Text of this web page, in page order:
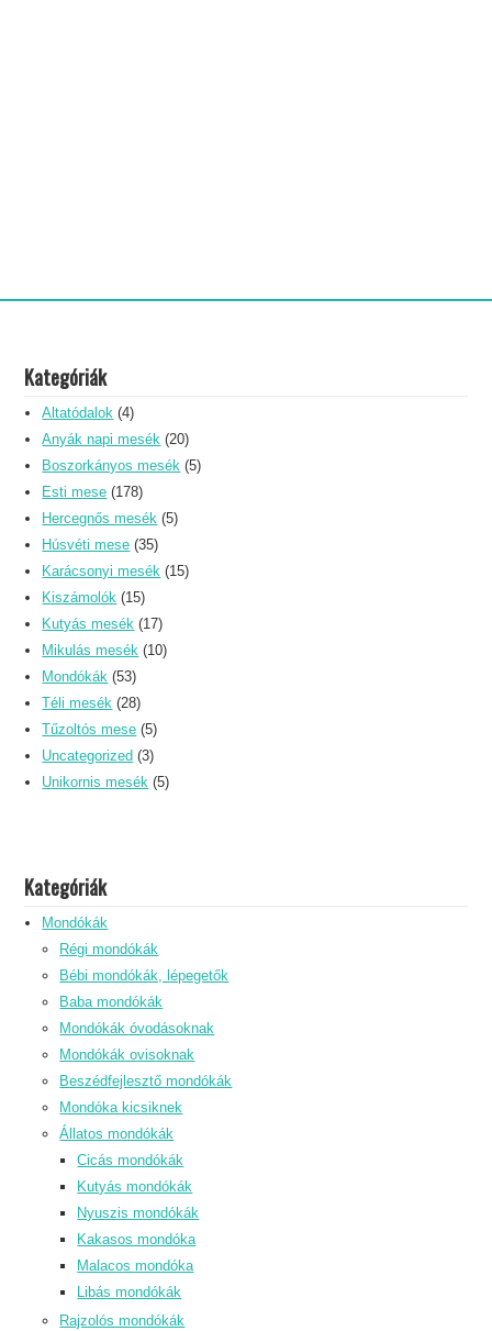
Kategóriák
Altatódalok (4)
Anyák napi mesék (20)
Boszorkányos mesék (5)
Esti mese (178)
Hercegnős mesék (5)
Húsvéti mese (35)
Karácsonyi mesék (15)
Kiszámolók (15)
Kutyás mesék (17)
Mikulás mesék (10)
Mondókák (53)
Téli mesék (28)
Tűzoltós mese (5)
Uncategorized (3)
Unikornis mesék (5)
Kategóriák
Mondókák
Régi mondókák
Bébi mondókák, lépegetők
Baba mondókák
Mondókák óvodásoknak
Mondókák ovisoknak
Beszédfejlesztő mondókák
Mondóka kicsiknek
Állatos mondókák
Cicás mondókák
Kutyás mondókák
Nyuszis mondókák
Kakasos mondóka
Malacos mondóka
Libás mondókák
Rajzolós mondókák